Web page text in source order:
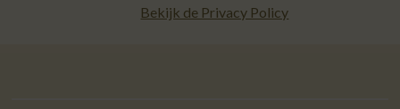
Bekijk de Privacy Policy